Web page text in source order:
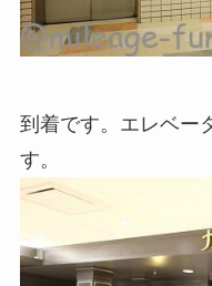
到着です。エレベー
す。